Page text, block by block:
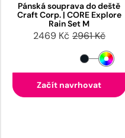
Pánská souprava do deště
Craft Corp. | CORE Explore
Rain Set M
2469 Kč 2961 Kč
Začít navrhovat